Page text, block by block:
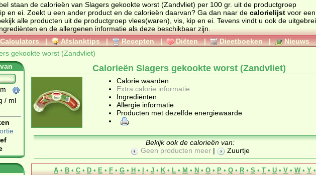
staan de calorieën van Slagers gekookte worst (Zandvliet) per 100 gr. uit de productgroep
vlees(waren), vis, kip en ei. Zoekt u een ander product en de calorieën daarvan? Ga dan naar de calorielijst voor een
overzicht of bekijk alle producten uit de productgroep vlees(waren), vis, kip en ei
en de allergenen informatie als deze beschikbaar zijn.
Calculators | Afslanktips | Recepten | Diëten | Dieetboeken |
Nieuws
gekookte worst (Zandvliet)
/ ml
Calorieën Slagers gekookte worst (Zandvliet)
Calorie waarden
Extra calorie informatie
Ingrediënten
Allergie informatie
Producten met dezelfde energiewaarde
Bekijk ook de calorieën van:
Geen producten meer | Zuurtje
A • B • C • D • E • F • G • H • I • J • K • L • M • N • O • P • Q • R • S • T • U • V • W • Y •